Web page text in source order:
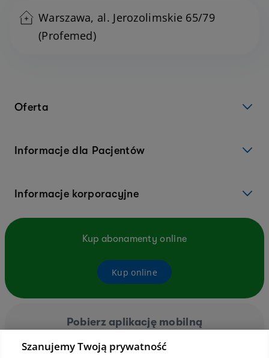
Warszawa, al. Jerozolimskie 65/79
(Profemed)
Oferta
Informacje dla Pacjentów
Informacje korporacyjne
Kup abonamenty online
Kup online
Pobierz aplikację mobilną
Szanujemy Twoją prywatność